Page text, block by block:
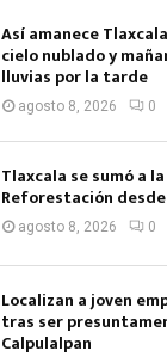
Así amanece
cielo nublado y
lluvias por la tarde
agosto 8, 2026 0
Tlaxcala se sumó a
Reforestación
agosto 8, 2026 0
Localizan a joven
tras ser
Calpulalpan